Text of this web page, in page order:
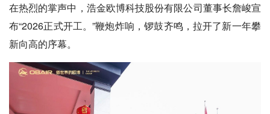
在热烈的掌声中，浩金欧博科技股份有限公司董事长詹峻宣
布“2026正式开工。”鞭炮炸响，锣鼓齐鸣，拉开了新一年攀
新向高的序幕。